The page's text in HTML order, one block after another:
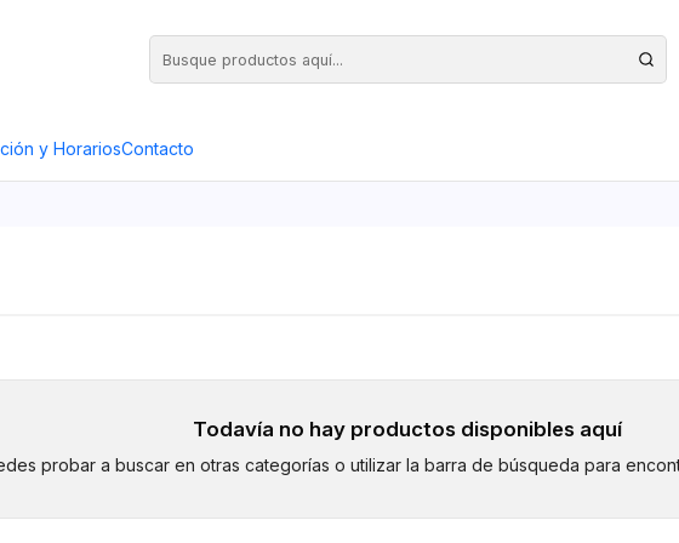
y HorariosContacto
Todavía no hay productos disponibles aquí
probar a buscar en otras categorías o utilizar la barra de búsqueda para